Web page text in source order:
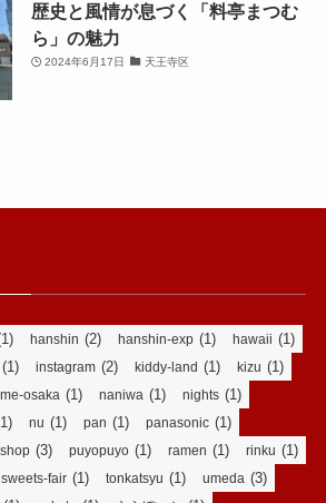
歴史と風情が息づく「料亭まつむ
ら」の魅力
2024年6月17日 天王寺区
hanshin (2) hanshin-exp (1) hawaii (1)
(1) instagram (2) kiddy-land (1) kizu (1)
osaka (1) naniwa (1) nights (1)
nu (1) pan (1) panasonic (1)
(3) puyopuyo (1) ramen (1) rinku (1)
sweets-fair (1) tonkatsyu (1) umeda (3)